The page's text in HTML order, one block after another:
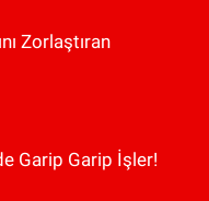
Zorlaştıran
Garip Garip İşler!